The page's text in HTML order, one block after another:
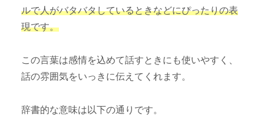
ルで人がバタバタしているときなどにぴったりの表
現です。
この言葉は感情を込めて話すときにも使いやすく、
話の雰囲気をいっきに伝えてくれます。
辞書的な意味は以下の通りです。